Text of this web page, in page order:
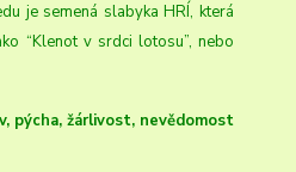
je semená slabyka HRÍ, která
“Klenot v srdci lotosu”, nebo
pýcha, žárlivost, nevědomost